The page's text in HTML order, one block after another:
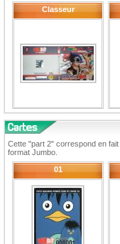
Classeur
Cette "part 2" correspond en
format Jumbo.
01